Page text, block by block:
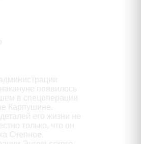
появилось
в спецоперации
Карпушине.
его жизни не
только, что он
Степное.